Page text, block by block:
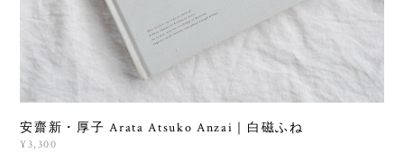
安齋新・厚子 Arata Atsuko Anzai｜白磁ふね
¥3,300